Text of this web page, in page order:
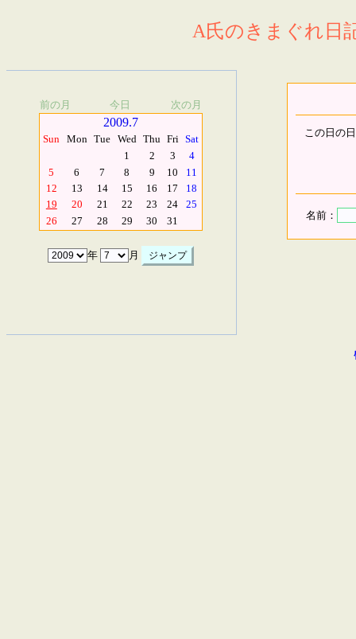
A氏のきまぐれ日
前の月 今日 次の月
2009.7
Sun Mon Tue Wed Thu Fri Sat
1
2 3
4
5
6 7 8 9 10
11
12
13 14 15 16 17
18
19
20 21 22 23 24
25
26
27 28 29 30 31
年 月
この日の
名前：